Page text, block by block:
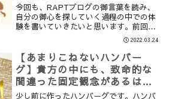
今回も、RAPTブログの御言葉を読み、
自分の御心を探していく過程の中での体
験を書いていきたいと思います。前回
は、御心を見つけたと思いきや、大切な
事をないがしろにしてしまったが為に一
度しっかり霊的な基礎を据える時間を持
つようにしたことを書きま...
2022.03.24
【あまりこねないハンバー
グ】貴方の中にも、致命的な
間違った固定観念があるは
ず・・・
少し前に作ったハンバーグです。ハンバ